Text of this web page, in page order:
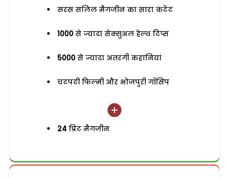
सरस सलिल मैगजीन का सारा कंटेंट
1000 से ज्यादा सेक्सुअल हेल्थ टिप्स
5000 से ज्यादा अतरंगी कहानियां
चटपटी फिल्मी और भोजपुरी गॉसिप
24 प्रिंट मैगजीन